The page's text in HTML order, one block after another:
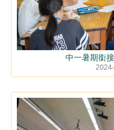
中一暑期銜